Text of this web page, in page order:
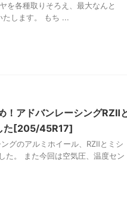
を各種取りそろえ、最大なんと
たします。 もち ...
！アドバンレーシングRZⅡ
た[205/45R17]
グのアルミホイール、RZⅡとミシ
た。 また今回は空気圧、温度セン